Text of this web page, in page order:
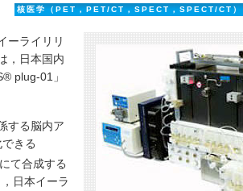
核医学（PET，PET/CT，SPECT，SPECT/CT）
ーライリリ
，日本国内
plug-01」
する脳内ア
きる
て合成する
日本イーラ